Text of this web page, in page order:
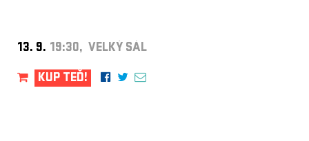
13. 9. 19:30, VELKÝ SÁL
KUP TEĎ!